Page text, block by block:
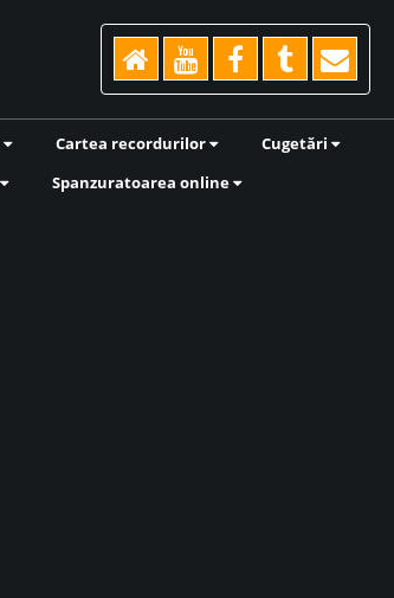
Cartea recordurilor
Cugetări
Spanzuratoarea online